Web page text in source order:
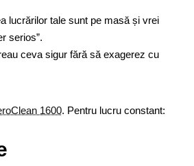
lucrărilor tale sunt pe masă și vrei
serios”.
ceva sigur fără să exagerez cu
1600. Pentru lucru constant: